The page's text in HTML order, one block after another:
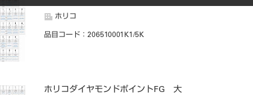
ホリコ
品目コード ：206510001K1/5K
ホリコダイヤモンドポイントFG 大